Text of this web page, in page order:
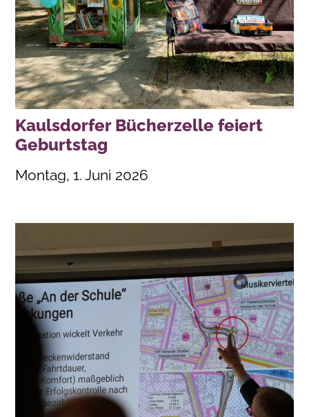
Kaulsdorfer Bücherzelle feiert
Geburtstag
Montag, 1. Juni 2026